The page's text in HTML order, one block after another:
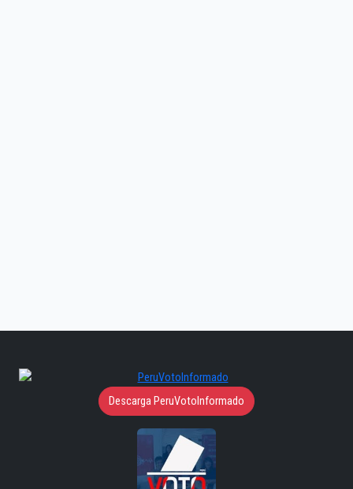
Descarga PeruVotoInformado